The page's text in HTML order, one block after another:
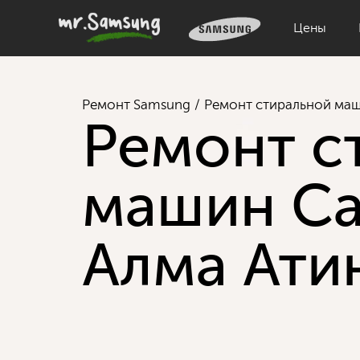
Цены
Ремонт Samsung Ремонт стиральной
Ремонт
машин
Алма